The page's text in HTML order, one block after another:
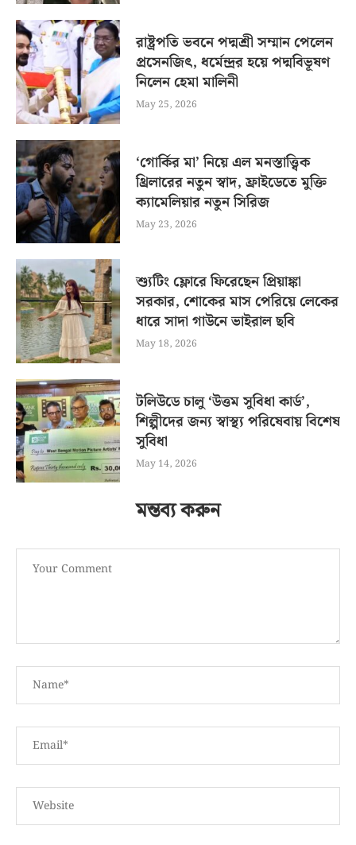
রাষ্ট্রপতি ভবনে পদ্মশ্রী সম্মান পেলেন
প্রসেনজিৎ, ধর্মেন্দ্রর হয়ে পদ্মবিভূষণ
নিলেন হেমা মালিনী
May 25, 2026
‘গোর্কির মা’ নিয়ে এল মনস্তাত্ত্বিক
থ্রিলারের নতুন স্বাদ, ফ্রাইডেতে মুক্তি
ক্যামেলিয়ার নতুন সিরিজ
May 23, 2026
শ্যুটিং ফ্লোরে ফিরেছেন প্রিয়াঙ্কা
সরকার, শোকের মাস পেরিয়ে লেকের
ধারে সাদা গাউনে ভাইরাল ছবি
May 18, 2026
টলিউডে চালু ‘উত্তম সুবিধা কার্ড’,
শিল্পীদের জন্য স্বাস্থ্য পরিষেবায় বিশেষ
সুবিধা
May 14, 2026
মন্তব্য করুন